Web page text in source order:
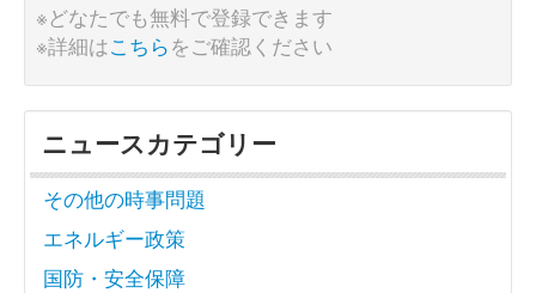
※どなたでも無料で登録できます
※詳細はこちらをご確認ください
ニュースカテゴリー
その他の時事問題
エネルギー政策
国防・安全保障